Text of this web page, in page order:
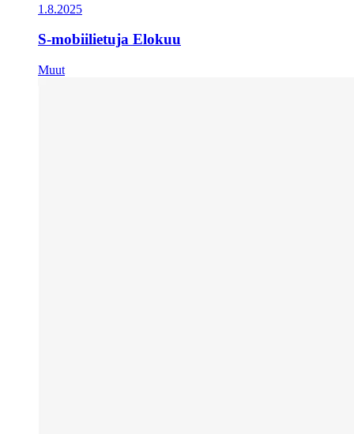
1.8.2025
S-mobiilietuja Elokuu
Muut